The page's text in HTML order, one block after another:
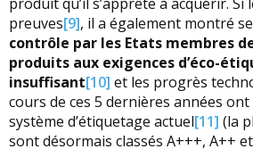
preuves[9], il a également montré
contrôle par les Etats membres
produits aux exigences d’éco-
insuffisant[10] et les progrès
cours de ces 5 dernières années
système d’étiquetage actuel[11] (la
sont désormais classés A+++, A++